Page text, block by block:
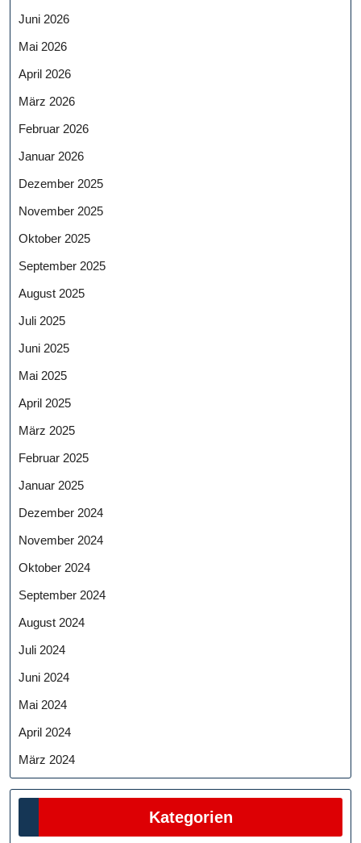
Juni 2026
Mai 2026
April 2026
März 2026
Februar 2026
Januar 2026
Dezember 2025
November 2025
Oktober 2025
September 2025
August 2025
Juli 2025
Juni 2025
Mai 2025
April 2025
März 2025
Februar 2025
Januar 2025
Dezember 2024
November 2024
Oktober 2024
September 2024
August 2024
Juli 2024
Juni 2024
Mai 2024
April 2024
März 2024
Kategorien